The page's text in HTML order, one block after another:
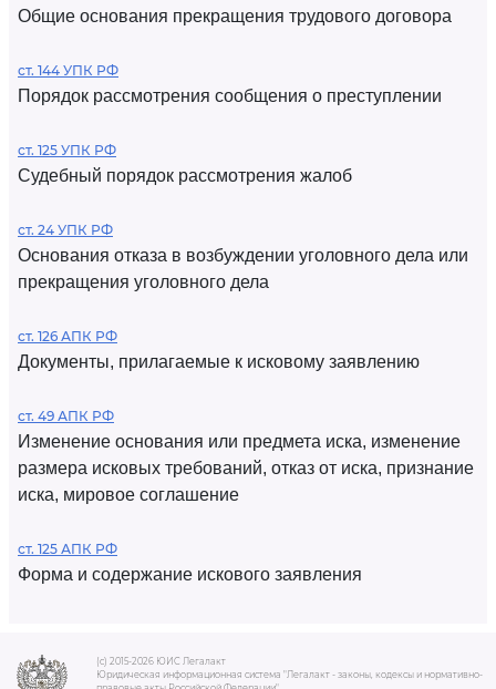
Общие основания прекращения трудового договора
ст. 144 УПК РФ
Порядок рассмотрения сообщения о преступлении
ст. 125 УПК РФ
Судебный порядок рассмотрения жалоб
ст. 24 УПК РФ
Основания отказа в возбуждении уголовного дела или
прекращения уголовного дела
ст. 126 АПК РФ
Документы, прилагаемые к исковому заявлению
ст. 49 АПК РФ
Изменение основания или предмета иска, изменение
размера исковых требований, отказ от иска, признание
иска, мировое соглашение
ст. 125 АПК РФ
Форма и содержание искового заявления
(c) 2015-2026 ЮИС Легалакт
Юридическая информационная система "Легалакт - законы, кодексы и нормативно-